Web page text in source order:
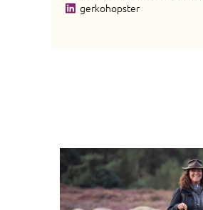
gerkohopster